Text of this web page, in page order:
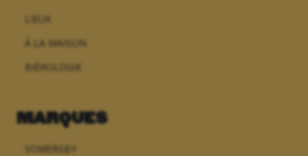
LIEUX
À LA MAISON
BIÈROLOGIE
MARQUES
SOMERSBY